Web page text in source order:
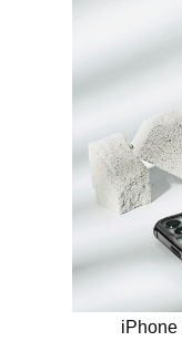
iPhone